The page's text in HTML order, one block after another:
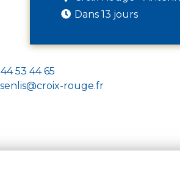
Dans 13 jours
53 44 65
rouge.fr